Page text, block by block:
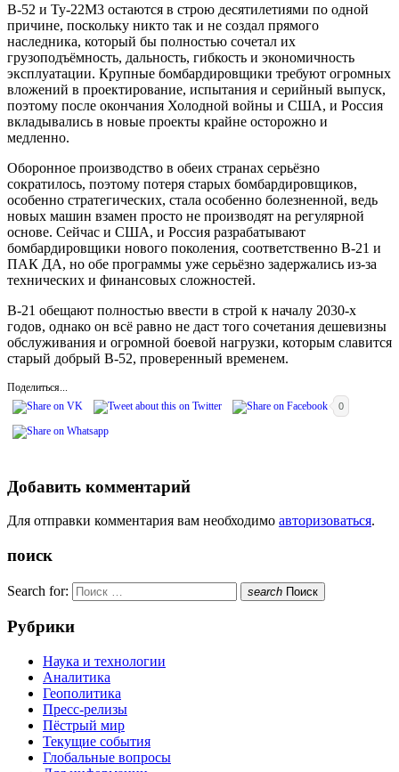
B-52 и Ту-22М3 остаются в строю десятилетиями по одной
причине, поскольку никто так и не создал прямого
наследника, который бы полностью сочетал их
грузоподъёмность, дальность, гибкость и экономичность
эксплуатации. Крупные бомбардировщики требуют огромных
вложений в проектирование, испытания и серийный выпуск,
поэтому после окончания Холодной войны и США, и Россия
вкладывались в новые проекты крайне осторожно и
медленно.
Оборонное производство в обеих странах серьёзно
сократилось, поэтому потеря старых бомбардировщиков,
особенно стратегических, стала особенно болезненной, ведь
новых машин взамен просто не производят на регулярной
основе. Сейчас и США, и Россия разрабатывают
бомбардировщики нового поколения, соответственно B-21 и
ПАК ДА, но обе программы уже серьёзно задержались из-за
технических и финансовых сложностей.
B-21 обещают полностью ввести в строй к началу 2030-х
годов, однако он всё равно не даст того сочетания дешевизны
обслуживания и огромной боевой нагрузки, которым славится
старый добрый B-52, проверенный временем.
Поделиться...
0
Добавить комментарий
Для отправки комментария вам необходимо авторизоваться.
поиск
Search for: search Поиск
Рубрики
Наука и технологии
Аналитика
Геополитика
Пресс-релизы
Пёстрый мир
Текущие события
Глобальные вопросы